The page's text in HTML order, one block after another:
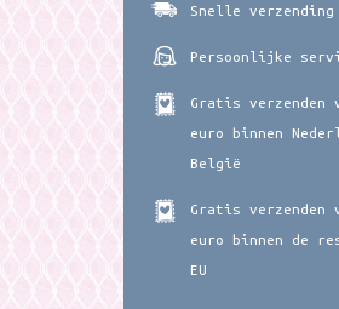
Snelle verzending
Persoonlijke
Gratis verzenden
euro binnen
België
Gratis verzenden
euro binnen de
EU